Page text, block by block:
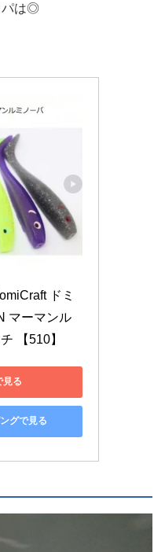
パは◎
ドミ
マーマンル
【510】
見る
グで見る